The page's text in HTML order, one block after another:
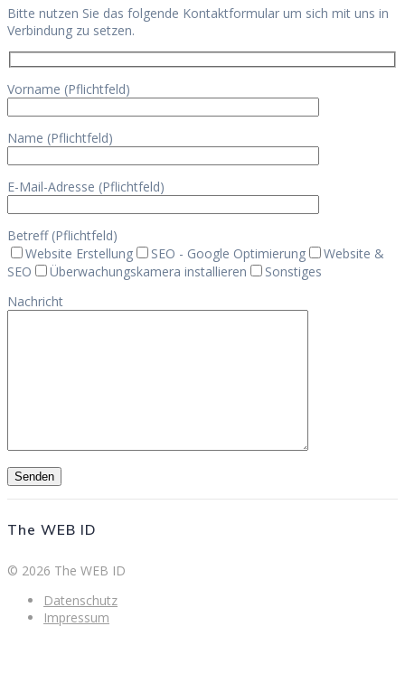
Bitte nutzen Sie das folgende Kontaktformular um sich mit uns in
Verbindung zu setzen.
Vorname (Pflichtfeld)
Name (Pflichtfeld)
E-Mail-Adresse (Pflichtfeld)
Betreff (Pflichtfeld)
Website Erstellung
SEO - Google Optimierung
Website &
SEO
Überwachungskamera installieren
Sonstiges
Nachricht
The WEB ID
© 2026 The WEB ID
Datenschutz
Impressum